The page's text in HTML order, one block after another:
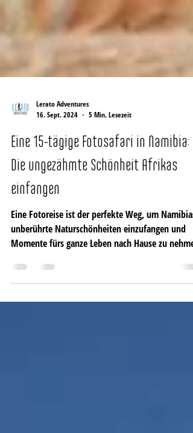
Lerato Adventures
16. Sept. 2024
5 Min. Lesezeit
Eine 15-tägige Fotosafari in Namibia:
Die ungezähmte Schönheit Afrikas
einfangen
Eine Fotoreise ist der perfekte Weg, um Namibias
Momente fürs ganze Leben nach Hause zu